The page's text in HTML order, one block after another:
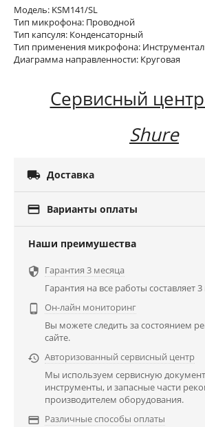
Модель: KSM141/SL
Тип микрофона: Проводной
Тип капсуля: Конденсаторный
Тип применения микрофона:
Диаграмма направленности: Круговая
Сервисный
Shure
 Доставка
 Варианты оплаты
Наши преимушества
 Гарантия 3 месяца
Гарантия на все работы составляет

Он-лайн мониторинг
Вы можете следить за состоянием
сайте.
 Авторизованный сервисный центр
Мы используем сервисную
инструменты, и запасные части
производителем оборудования.
 Различные способы оплаты